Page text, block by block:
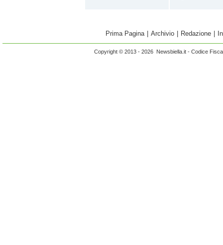
Prima Pagina Archivio Redazione
Copyright © 2013 - 2026 Newsbiella.it - Codice